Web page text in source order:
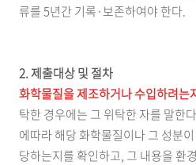
류를 5년간 기록·보존하여야 한다.
2. 제출대상 및 절차
화학물질을 제조하거나 수입하려는
탁한 경우에는 그 위탁한 자를 말한
에따라 해당 화학물질이나 그 성분
당하는지를 확인하고, 그 내용을 환